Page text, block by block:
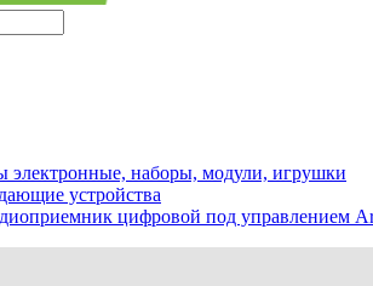
электронные, наборы, модули, игрушки
устройства
цифровой под управлением